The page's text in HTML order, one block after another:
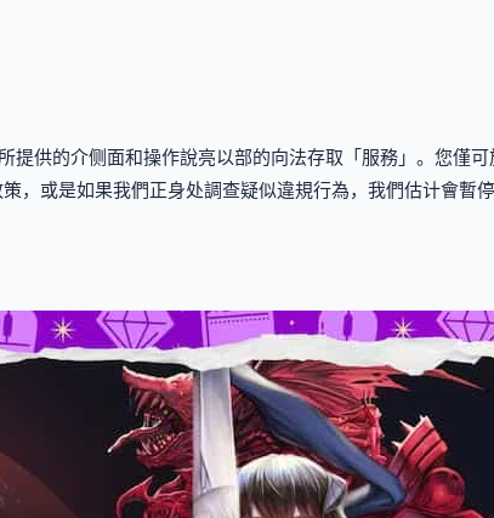
供的介侧面和操作說亮以部的向法存取「服務」。您僅
，或是如果我們正身处調查疑似違規行為，我們估计會暫